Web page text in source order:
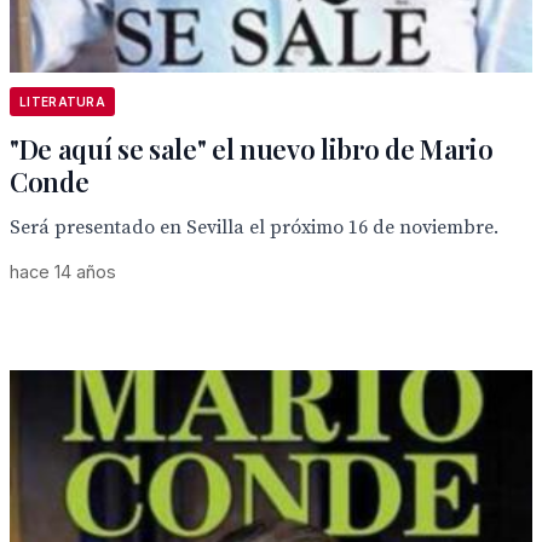
LITERATURA
"De aquí se sale" el nuevo libro de Mario
Conde
Será presentado en Sevilla el próximo 16 de noviembre.
hace 14 años